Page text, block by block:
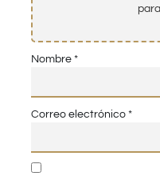
Nombre *
Correo electrónico *